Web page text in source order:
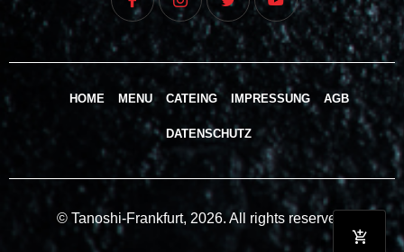
HOME MENU CATEING IMPRESSUNG AGB
DATENSCHUTZ
© Tanoshi-Frankfurt, 2026. All rights reserved.